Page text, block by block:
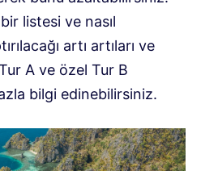
listesi ve nasıl
artı artıları ve
A ve özel Tur B
bilgi edinebilirsiniz.